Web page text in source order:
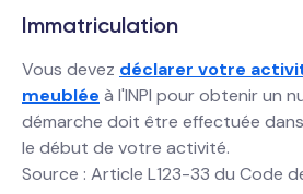
Immatriculation
Vous devez déclarer votre
meublée à l'INPI pour obtenir un
démarche doit être effectuée
le début de votre activité.
Source : Article L123-33 du Code